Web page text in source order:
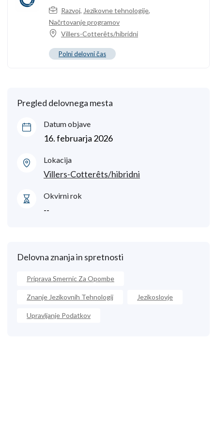
Razvoj, Jezikovne tehnologije,
Načrtovanje programov
Villers-Cotterêts/hibridni
Polni delovni čas
Pregled delovnega mesta
Datum objave
16. februarja 2026
Lokacija
Villers-Cotterêts/hibridni
Okvirni rok
--
Delovna znanja in spretnosti
Priprava Smernic Za Opombe
Znanje Jezikovnih Tehnologij Jezikoslovje
Upravljanje Podatkov